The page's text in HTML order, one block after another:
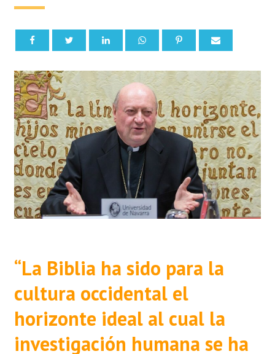
“La Biblia ha sido para la
cultura occidental el
horizonte ideal al cual la
investigación humana se ha